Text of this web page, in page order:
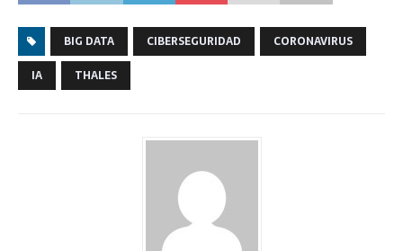
BIG DATA CIBERSEGURIDAD
CORONAVIRUS
IA
THALES